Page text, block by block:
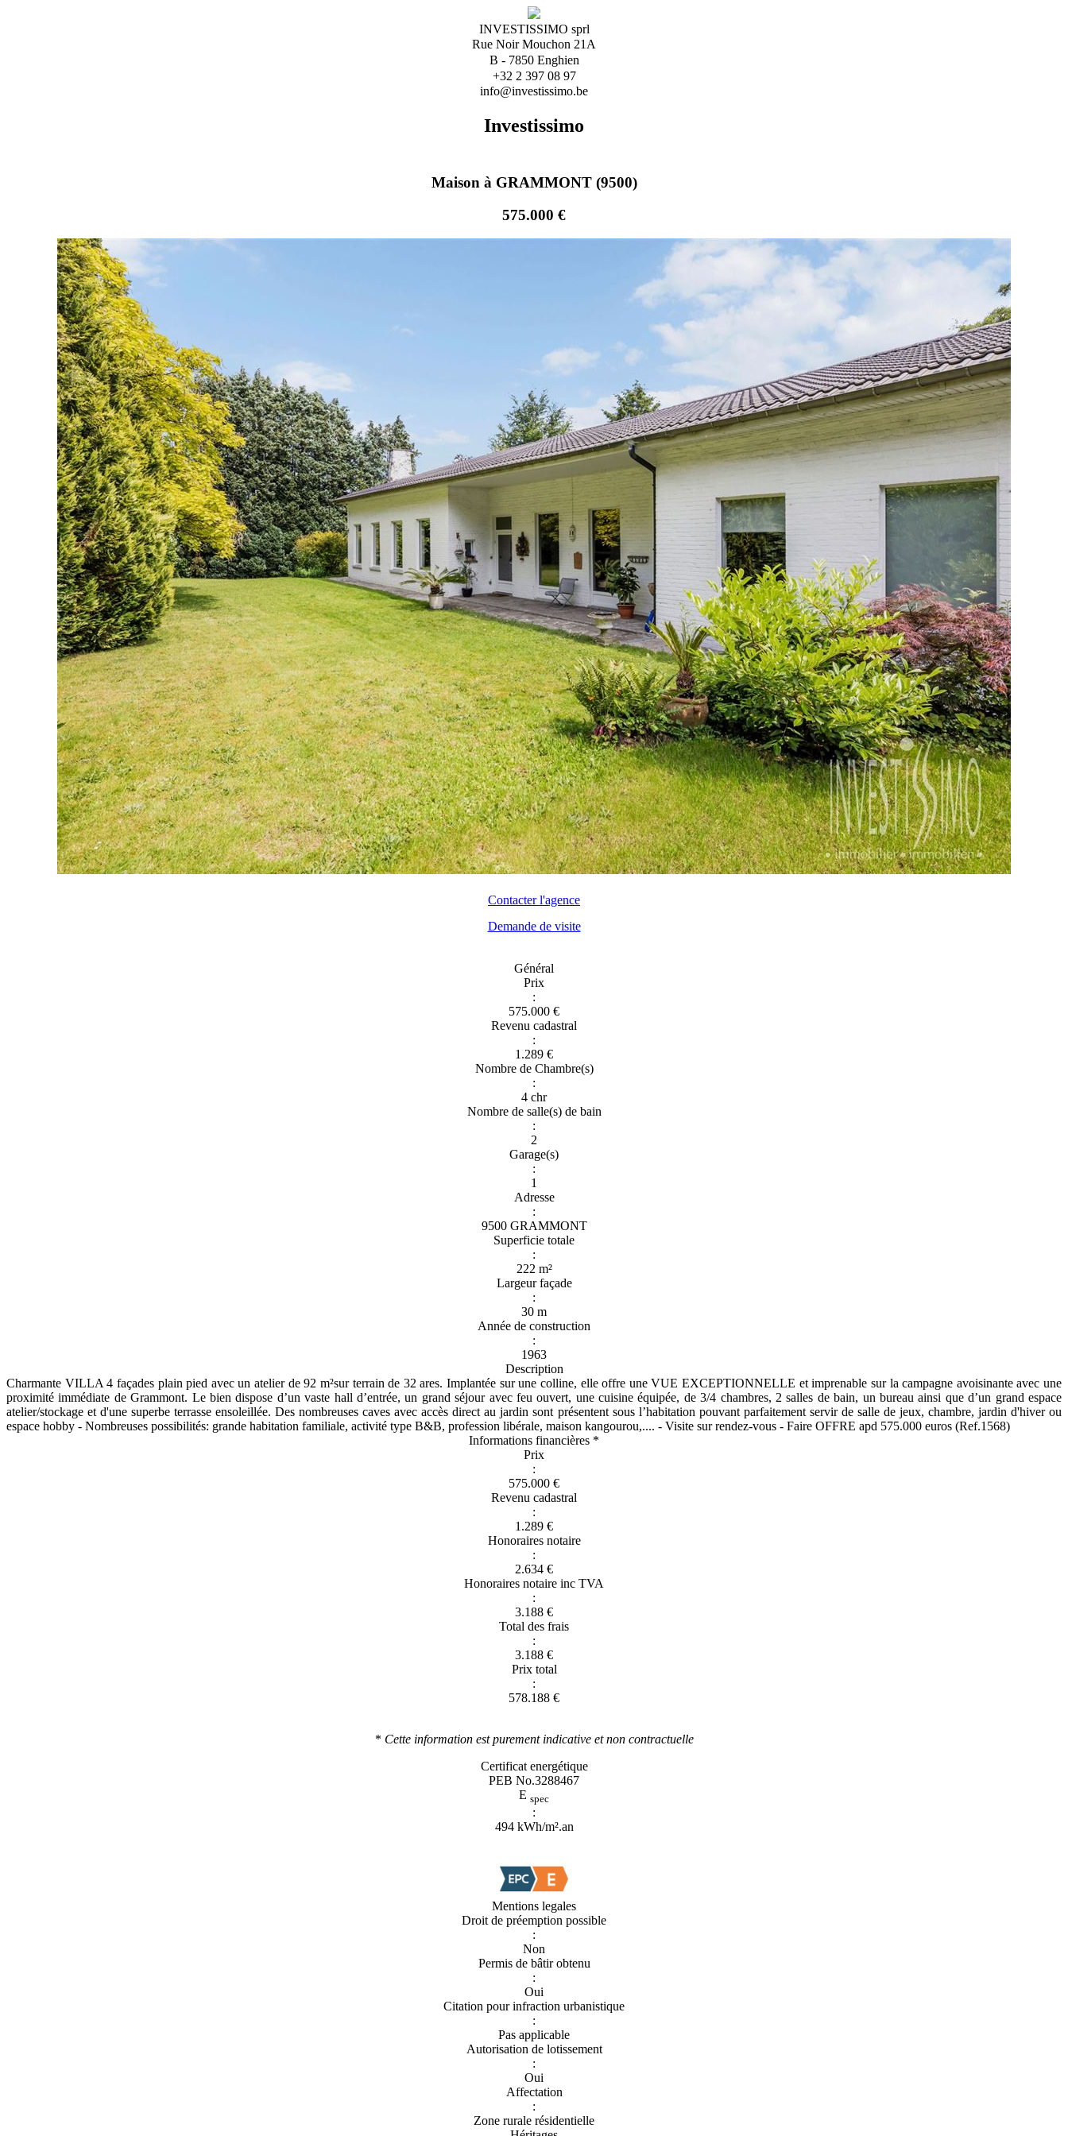
INVESTISSIMO sprl
Rue Noir Mouchon 21A
B - 7850 Enghien
+32 2 397 08 97
info@investissimo.be
Investissimo
Maison à GRAMMONT (9500)
575.000 €
Contacter l'agence
Demande de visite
Général
Prix
:
575.000 €
Revenu cadastral
:
1.289 €
Nombre de Chambre(s)
:
4 chr
Nombre de salle(s) de bain
:
2
Garage(s)
:
1
Adresse
:
9500 GRAMMONT
Superficie totale
:
222 m²
Largeur façade
:
30 m
Année de construction
:
1963
Description
Charmante VILLA 4 façades plain pied avec un atelier de 92 m²sur terrain de 32 ares. Implantée sur une colline, elle offre une VUE EXCEPTIONNELLE et imprenable sur la campagne avoisinante avec une
proximité immédiate de Grammont. Le bien dispose d’un vaste hall d’entrée, un grand séjour avec feu ouvert, une cuisine équipée, de 3/4 chambres, 2 salles de bain, un bureau ainsi que d’un grand espace
atelier/stockage et d'une superbe terrasse ensoleillée. Des nombreuses caves avec accès direct au jardin sont présentent sous l’habitation pouvant parfaitement servir de salle de jeux, chambre, jardin d'hiver ou
espace hobby - Nombreuses possibilités: grande habitation familiale, activité type B&B, profession libérale, maison kangourou,.... - Visite sur rendez-vous - Faire OFFRE apd 575.000 euros (Ref.1568)
Informations financières *
Prix
:
575.000 €
Revenu cadastral
:
1.289 €
Honoraires notaire
:
2.634 €
Honoraires notaire inc TVA
:
3.188 €
Total des frais
:
3.188 €
Prix total
:
578.188 €
* Cette information est purement indicative et non contractuelle
Certificat energétique
PEB No.3288467
E spec
:
494 kWh/m².an
Mentions legales
Droit de préemption possible
:
Non
Permis de bâtir obtenu
:
Oui
Citation pour infraction urbanistique
:
Pas applicable
Autorisation de lotissement
:
Oui
Affectation
:
Zone rurale résidentielle